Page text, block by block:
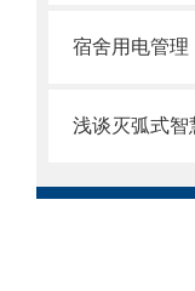
浅谈灭弧式智